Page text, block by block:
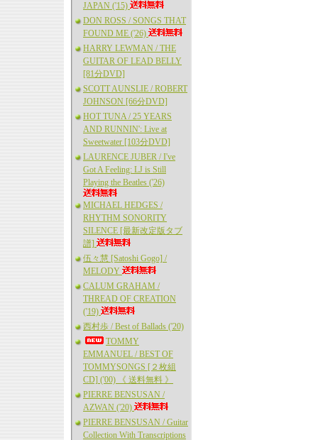
JAPAN ('15)
DON ROSS / SONGS THAT
FOUND ME ('26)
HARRY LEWMAN / THE
GUITAR OF LEAD BELLY
[81分DVD]
SCOTT AUNSLIE / ROBERT
JOHNSON [66分DVD]
HOT TUNA / 25 YEARS
AND RUNNIN': Live at
Sweetwater [103分DVD]
LAURENCE JUBER / I've
Got A Feeling: LJ is Still
Playing the Beatles ('26)
MICHAEL HEDGES /
RHYTHM SONORITY
SILENCE [最新改定版タブ
譜]
伍々慧 [Satoshi Gogo] /
MELODY
CALUM GRAHAM /
THREAD OF CREATION
('19)
西村歩 / Best of Ballads ('20)
TOMMY
EMMANUEL / BEST OF
TOMMYSONGS [２枚組
CD] ('00) 《 送料無料 》
PIERRE BENSUSAN /
AZWAN ('20)
PIERRE BENSUSAN / Guitar
Collection With Transcriptions